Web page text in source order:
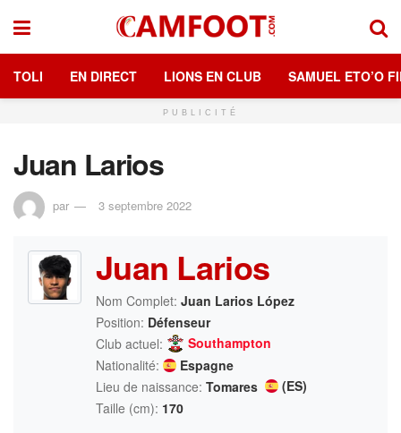
TOLI EN DIRECT LIONS EN CLUB SAMUEL ETO’O
PUBLICITÉ
Juan Larios
par 3 septembre 2022
Juan Larios
Nom Complet: Juan Larios López
Position: Défenseur
Club actuel:
Southampton
Nationalité:
Espagne
Lieu de naissance: Tomares
(ES)
Taille (cm): 170